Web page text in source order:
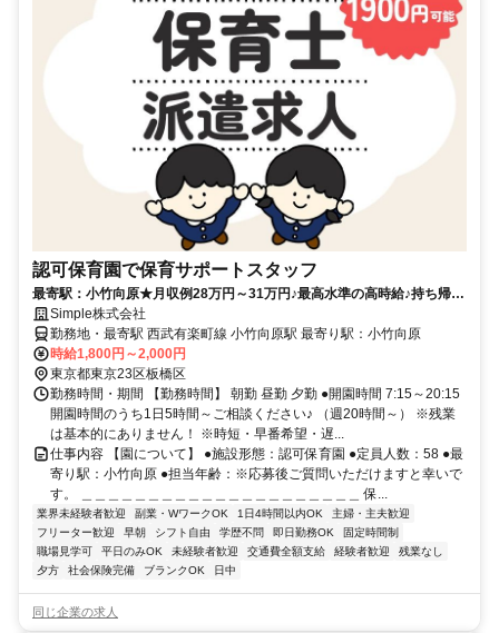
認可保育園で保育サポートスタッフ
最寄駅：小竹向原★月収例28万円～31万円♪最高水準の高時給♪持ち帰り
仕事・残業・担任無し♪
Simple株式会社
勤務地・最寄駅 西武有楽町線 小竹向原駅 最寄り駅：小竹向原
時給1,800円～2,000円
東京都東京23区板橋区
勤務時間・期間 【勤務時間】 朝勤 昼勤 夕勤 ●開園時間 7:15～20:15
開園時間のうち1日5時間～ご相談ください♪ （週20時間～） ※残業
は基本的にありません！ ※時短・早番希望・遅...
仕事内容 【園について】 ●施設形態：認可保育園 ●定員人数：58 ●最
寄り駅：小竹向原 ●担当年齢：※応募後ご質問いただけますと幸いで
す。 ＿＿＿＿＿＿＿＿＿＿＿＿＿＿＿＿＿＿＿＿＿ 保...
業界未経験者歓迎 副業・WワークOK 1日4時間以内OK
主婦・主夫歓迎
フリーター歓迎
早朝 シフト自由 学歴不問 即日勤務OK
固定時間制
職場見学可
平日のみOK 未経験者歓迎 交通費全額支給 経験者歓迎
残業なし
夕方
社会保険完備 ブランクOK 日中
同じ企業の求人